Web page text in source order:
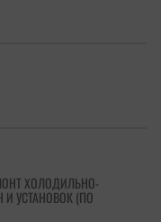
ХОЛОДИЛЬНО-
УСТАНОВОК (ПО